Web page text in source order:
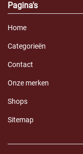
Pagina's
Home
Categorieën
Contact
Onze merken
Shops
Sitemap